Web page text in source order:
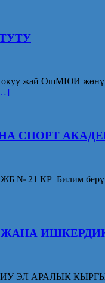
окуу жай ОшМЮИ
СПОРТ
№ 21 КР Билим
КЫРГЫЗ-ТҮРК